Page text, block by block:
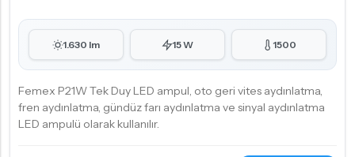
1.630 lm 15 W 1500
Femex P21W Tek Duy LED ampul, oto geri vites aydınlatma,
fren aydınlatma, gündüz farı aydınlatma ve sinyal aydınlatma
LED ampulü olarak kullanılır.